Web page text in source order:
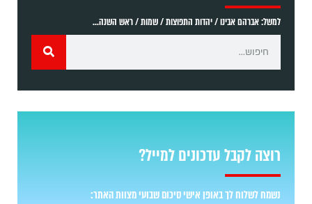
למשל: אברהם אבינו / יהדות התפוצות / שמות / ראש השנה...
רוצה לקבל עדכונים למייל?
נשמח לשלוח לך באופן אישי סיכום שבועי מצוות האתר: